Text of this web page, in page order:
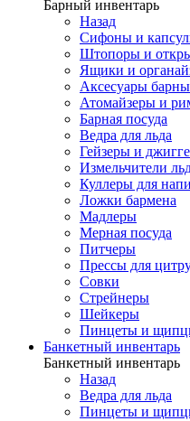
Барный инвентарь
Назад
Сифоны и
Штопоры и
Ящики и
Аксесуары
Атомайзеры и
Барная посуда
Ведра для льда
Гейзеры и
Измельчители
Куллеры для
Ложки бармена
Мадлеры
Мерная посуда
Питчеры
Прессы для
Совки
Стрейнеры
Шейкеры
Пинцеты и
Банкетный инвентарь
Банкетный инвентарь
Назад
Ведра для льда
Пинцеты и